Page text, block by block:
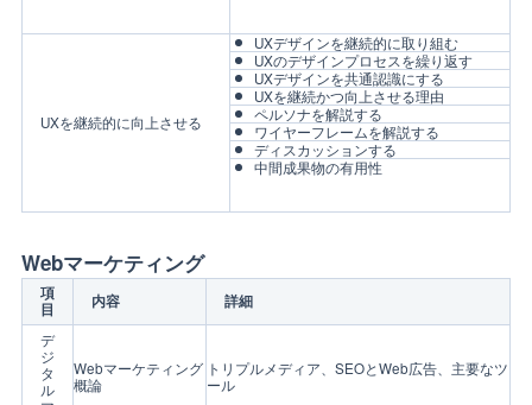
UXを継続的に向上させる
UXデザインを継続的に取り組む
UXのデザインプロセスを繰り返す
UXデザインを共通認識にする
UXを継続かつ向上させる理由
ペルソナを解説する
ワイヤーフレームを解説する
ディスカッションする
中間成果物の有用性
Webマーケティング
項
目
内容 詳細
デ
ジ
タ
ル
Webマーケティング
概論
トリプルメディア、SEOとWeb広告、主要なツ
ール